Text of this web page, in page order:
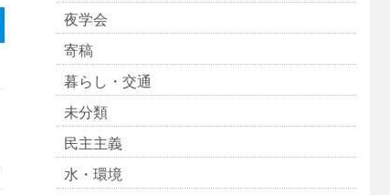
夜学会
寄稿
暮らし・交通
未分類
民主主義
水・環境